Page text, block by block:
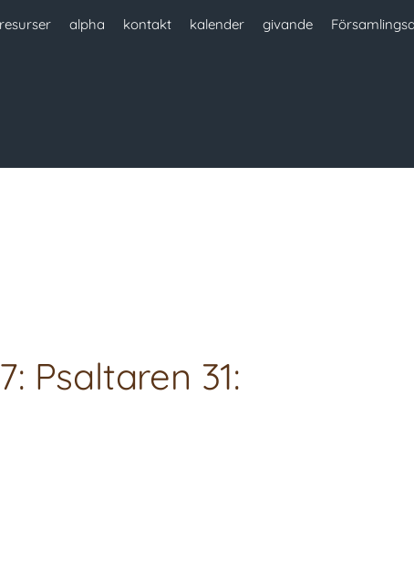
resurser alpha kontakt kalender givande
Psaltaren 31: